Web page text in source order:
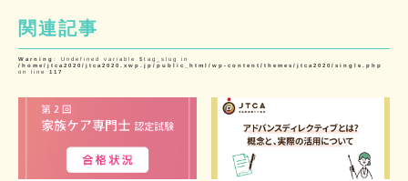
関連記事
Warning : Undefined variable $tag_slug in
/home/jtca2020/jtca2020.xwp.jp/public_html/wp-content/themes/jtca2020/single.php
on line 117